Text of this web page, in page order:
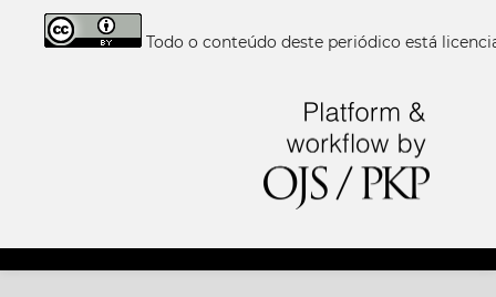
Todo o conteúdo deste periódico está